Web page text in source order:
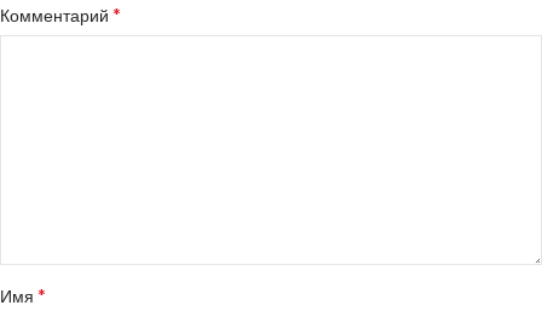
Комментарий *
Имя *